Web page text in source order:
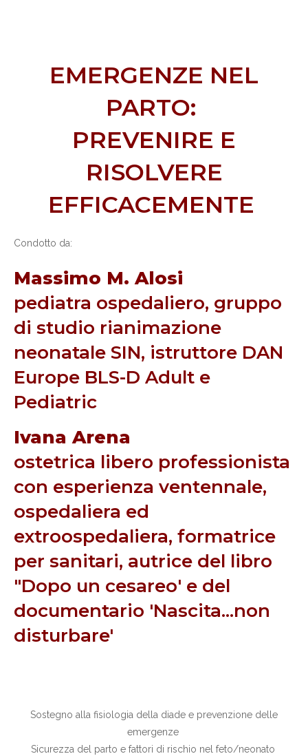
EMERGENZE NEL
PARTO:
PREVENIRE E
RISOLVERE
EFFICACEMENTE
Condotto da:
Massimo M. Alosi
pediatra ospedaliero, gruppo
di studio rianimazione
neonatale SIN, istruttore DAN
Europe BLS-D Adult e
Pediatric
Ivana Arena
ostetrica libero professionista
con esperienza ventennale,
ospedaliera ed
extroospedaliera, formatrice
per sanitari, autrice del libro
"Dopo un cesareo' e del
documentario 'Nascita...non
disturbare'
Sostegno alla fisiologia della diade e prevenzione delle
emergenze
Sicurezza del parto e fattori di rischio nel feto/neonato